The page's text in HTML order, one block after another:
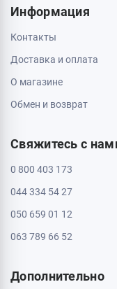
Информация
Контакты
Доставка и оплата
О магазине
Обмен и возврат
Свяжитесь с
0 800 403 173
044 334 54 27
050 659 01 12
063 789 66 52
Дополнительно